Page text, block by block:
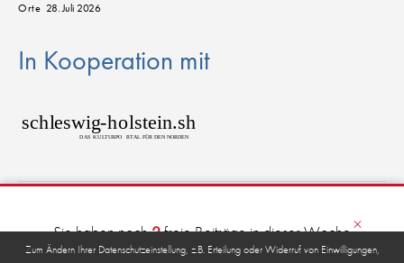
Orte 28. Juli 2026
In Kooperation mit
schleswig-holstein.sh
DAS KULTURPO RTAL FÜR DEN NORDEN
Zum Ändern Ihrer Datenschutzeinstellung, z.B. Erteilung oder Widerruf von Einwilligungen,
Sie haben noch2freie Beiträge in dieser Woche
übrig.
×